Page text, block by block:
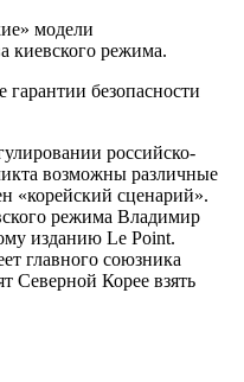
модели
киевского режима.
безопасности
российско-
возможны различные
«корейский сценарий».
режима Владимир
изданию Le Point.
главного союзника
Северной Корее взять